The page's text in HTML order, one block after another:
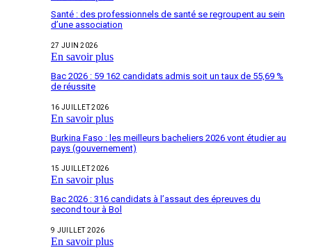
Santé : des professionnels de santé se regroupent au sein
d’une association
27 JUIN 2026
En savoir plus
Bac 2026 : 59 162 candidats admis soit un taux de 55,69 %
de réussite
16 JUILLET 2026
En savoir plus
Burkina Faso : les meilleurs bacheliers 2026 vont étudier au
pays (gouvernement)
15 JUILLET 2026
En savoir plus
Bac 2026 : 316 candidats à l’assaut des épreuves du
second tour à Bol
9 JUILLET 2026
En savoir plus